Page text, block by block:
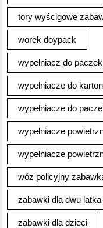
tory wyścigowe
worek doypack
wypełniacz do paczek
wypełniacze do
wypełniacze do
wypełniacze
wypełniacze
wóz policyjny
zabawki dla dwu latka
zabawki dla dzieci